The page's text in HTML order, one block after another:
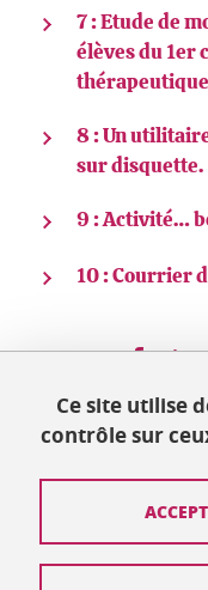
7 : Etude de
élèves du 1er
8 : Un
sur disquette.
9 : Activité…
10 : Courrier
Partager
Mis à jour le 10 octobre
Contact
Ce site utilise
contrôle sur